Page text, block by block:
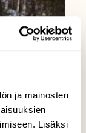
ja mainosten
Lisäksi